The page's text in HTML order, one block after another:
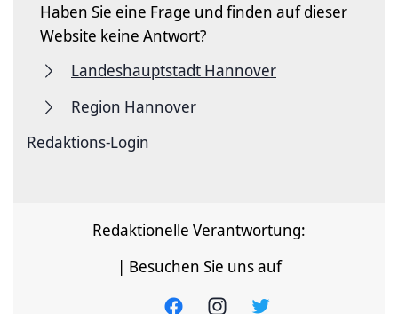
Haben Sie eine Frage und finden auf dieser
Website keine Antwort?
Landeshauptstadt Hannover
Region Hannover
Redaktions-Login
Redaktionelle Verantwortung:
| Besuchen Sie uns auf